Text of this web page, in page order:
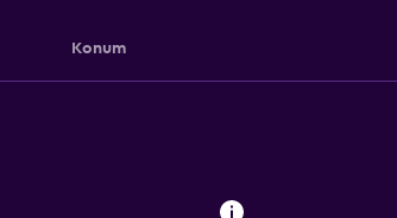
Konum